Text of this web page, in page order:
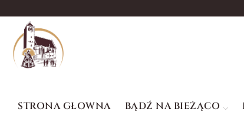
STRONA GŁOWNA BĄDŹ NA BIEŻĄCO